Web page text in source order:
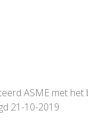
ASME met het
21-10-2019